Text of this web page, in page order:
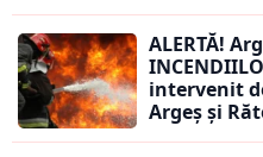
ALERTĂ!
intervenit
Argeș și